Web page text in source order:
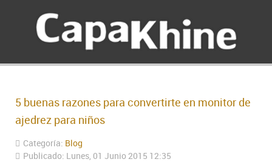
5 buenas razones para convertirte en monitor de
ajedrez para niños
Categoría: Blog
Publicado: Lunes, 01 Junio 2015 12:35